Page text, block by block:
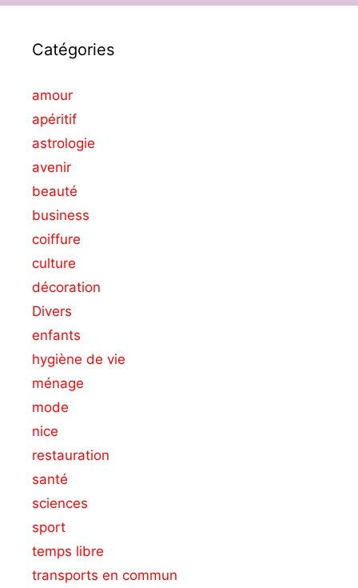
Catégories
amour
apéritif
astrologie
avenir
beauté
business
coiffure
culture
décoration
Divers
enfants
hygiène de vie
ménage
mode
nice
restauration
santé
sciences
sport
temps libre
transports en commun